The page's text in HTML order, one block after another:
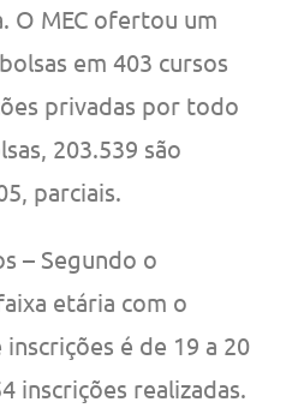
O MEC ofertou um
em 403 cursos
privadas por todo
203.539 são
parciais.
– Segundo o
etária com o
é de 19 a 20
inscrições realizadas.